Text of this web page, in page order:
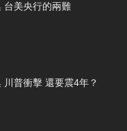
台美央行的兩難
川普衝擊 還要震4年？